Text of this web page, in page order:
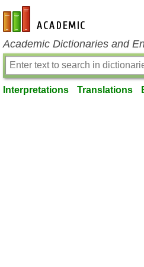
en-academic.com
Academic Dictionaries and
Interpretations Translations